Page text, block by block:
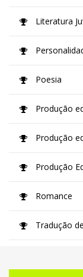
Literatura
Poesia
Produção
Produção
Produção
Romance
Tradução